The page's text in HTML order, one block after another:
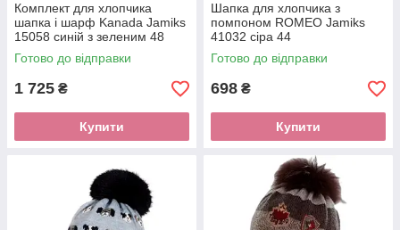
Комплект для хлопчика
шапка і шарф Kanada Jamiks
15058 синій з зеленим 48
Готово до відправки
1 725 ₴
Купити
Шапка для хлопчика з
помпоном ROMEO Jamiks
41032 сіра 44
Готово до відправки
698 ₴
Купити